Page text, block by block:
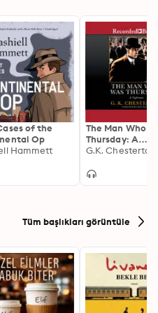
of the
Op
Hammett
The Man Who
Thursday: A
Nightmare
G.K. Chesterton
Tüm başlıkları görüntüle